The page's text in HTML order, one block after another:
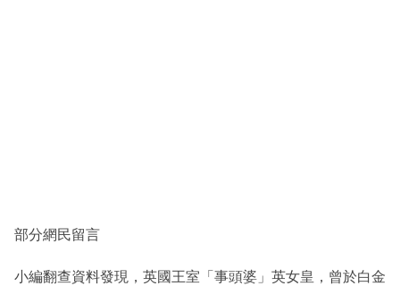
部分網民留言
小編翻查資料發現，英國王室「事頭婆」英女皇，曾於白金